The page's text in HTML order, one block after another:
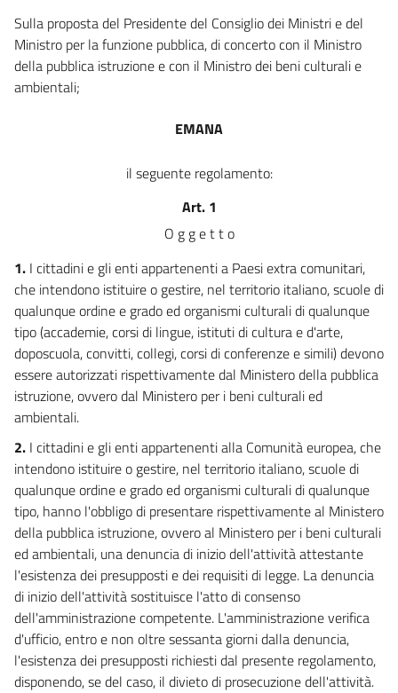
Sulla proposta del Presidente del Consiglio dei Ministri e del
Ministro per la funzione pubblica, di concerto con il Ministro
della pubblica istruzione e con il Ministro dei beni culturali e
ambientali;
EMANA
il seguente regolamento:
Art. 1
O g g e t t o
1. I cittadini e gli enti appartenenti a Paesi extra comunitari,
che intendono istituire o gestire, nel territorio italiano, scuole di
qualunque ordine e grado ed organismi culturali di qualunque
tipo (accademie, corsi di lingue, istituti di cultura e d'arte,
doposcuola, convitti, collegi, corsi di conferenze e simili) devono
essere autorizzati rispettivamente dal Ministero della pubblica
istruzione, ovvero dal Ministero per i beni culturali ed
ambientali.
2. I cittadini e gli enti appartenenti alla Comunità europea, che
intendono istituire o gestire, nel territorio italiano, scuole di
qualunque ordine e grado ed organismi culturali di qualunque
tipo, hanno l'obbligo di presentare rispettivamente al Ministero
della pubblica istruzione, ovvero al Ministero per i beni culturali
ed ambientali, una denuncia di inizio dell'attività attestante
l'esistenza dei presupposti e dei requisiti di legge. La denuncia
di inizio dell'attività sostituisce l'atto di consenso
dell'amministrazione competente. L'amministrazione verifica
d'ufficio, entro e non oltre sessanta giorni dalla denuncia,
l'esistenza dei presupposti richiesti dal presente regolamento,
disponendo, se del caso, il divieto di prosecuzione dell'attività.